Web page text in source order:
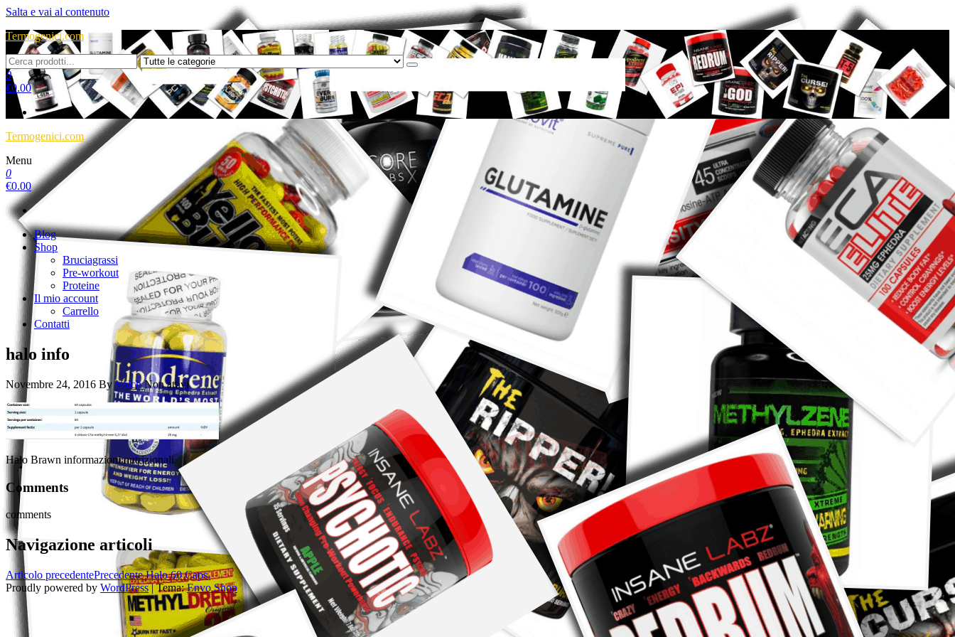
Salta e vai al contenuto
Termogenici.com
0
€0.00
Termogenici.com
Menu
0
€0.00
Blog
Shop
Bruciagrassi
Pre-workout
Proteine
Il mio account
Carrello
Contatti
halo info
Novembre 24, 2016 By VolchNon attivi
Halo Brawn informazioni nutrizionali
Comments
comments
Navigazione articoli
Articolo precedentePrecedente Halo 60 Caps.
Proudly powered by WordPress |Tema:Envo Shop